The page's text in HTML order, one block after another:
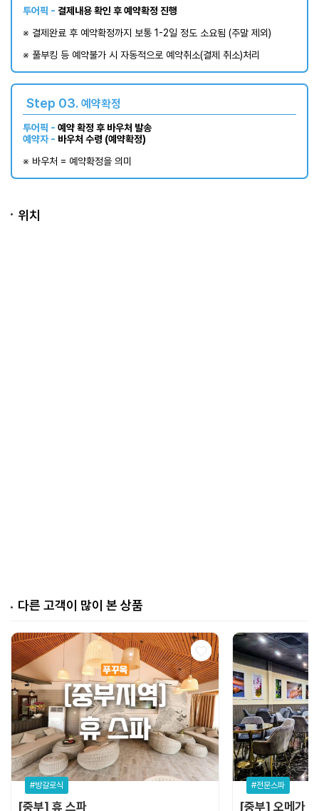
투어픽 - 결제내용 확인 후 예약확정 진행
※ 결제완료 후 예약확정까지 보통 1-2일 정도 소요됨 (주말 제외)​
※ 풀부킹 등 예약불가 시 자동적으로 예약취소(결제 취소)처리
Step 03. 예약확정
투어픽 - 예약 확정 후 바우처 발송
예약자 - 바우처 수령 (예약확정)
※ 바우처 = 예약확정을 의미
위치
다른 고객이 많이 본 상품
#방갈로식
[중부] 휴 스파
#전문스파
[중부] 오메가